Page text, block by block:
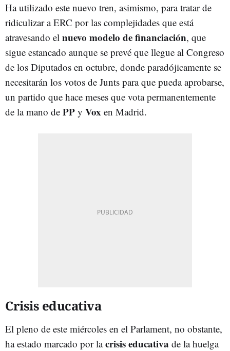
Ha utilizado este nuevo tren, asimismo, para tratar de
ridiculizar a ERC por las complejidades que está
atravesando el nuevo modelo de financiación, que
sigue estancado aunque se prevé que llegue al Congreso
de los Diputados en octubre, donde paradójicamente se
necesitarán los votos de Junts para que pueda aprobarse,
un partido que hace meses que vota permanentemente
de la mano de PP y Vox en Madrid.
Crisis educativa
El pleno de este miércoles en el Parlament, no obstante,
ha estado marcado por lacrisis educativa de la huelga